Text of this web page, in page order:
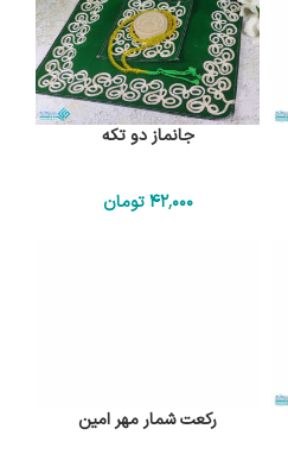
جانماز دو تکه
42٬000 تومان
رکعت شمار مهر امین